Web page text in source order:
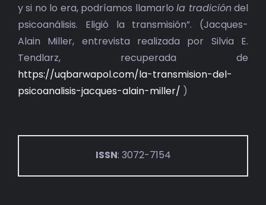
y si no lo era, podríamos llamarlola tradicióndel
psicoanálisis. Eligió la transmisión”. (Jacques-
Alain Miller, entrevista realizada por Silvia E.
Tendlarz, recuperada de
https://uqbarwapol.com/la-transmision-del-
psicoanalisis-jacques-alain-miller/ )
ISSN: 3072-7154